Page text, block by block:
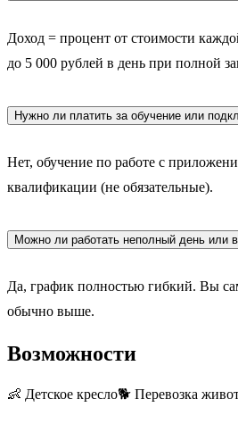
Доход = процент от стоимости
до 5 000 рублей в день при полной
Нужно ли платить за обучение или
Нет, обучение по работе с
квалификации (не обязательные).
Можно ли работать неполный день или
Да, график полностью гибкий. Вы
обычно выше.
Возможности
👶 Детское кресло🐕 Перевозка